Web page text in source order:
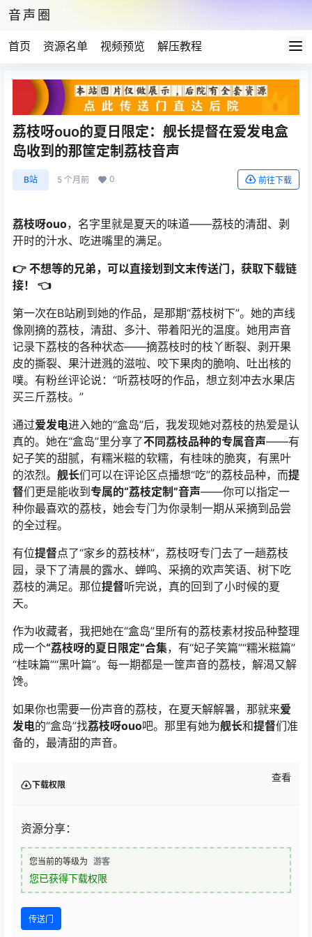
音声圈
首页 资源名单 视频预览 解压教程
荔枝呀ouo的夏日限定：舰长提督在爱发电盒
岛收到的那筐定制荔枝音声
B站 5 个月前 0 前往下载
荔枝呀ouo，名字里就是夏天的味道——荔枝的清甜、剥
开时的汁水、吃进嘴里的满足。
👉 不想等的兄弟，可以直接划到文末传送门，获取下载链
接！ 👈
第一次在B站刷到她的作品，是那期“荔枝树下”。她的声线
像刚摘的荔枝，清甜、多汁、带着阳光的温度。她用声音
记录下荔枝的各种状态——摘荔枝时的枝丫断裂、剥开果
皮的撕裂、果汁迸溅的滋啦、咬下果肉的脆响、吐出核的
噗。有粉丝评论说：“听荔枝呀的作品，想立刻冲去水果店
买三斤荔枝。”
通过爱发电进入她的“盒岛”后，我发现她对荔枝的热爱是认
真的。她在“盒岛”里分享了不同荔枝品种的专属音声——有
妃子笑的甜腻，有糯米糍的软糯，有桂味的脆爽，有黑叶
的浓烈。 舰长们可以在评论区点播想“吃”的荔枝品种，而提
督们更是能收到专属的“荔枝定制”音声——你可以指定一
种你最喜欢的荔枝，她会专门为你录制一期从采摘到品尝
的全过程。
有位提督点了“家乡的荔枝林”，荔枝呀专门去了一趟荔枝
园，录下了清晨的露水、蝉鸣、采摘的欢声笑语、树下吃
荔枝的满足。那位提督听完说，真的回到了小时候的夏
天。
作为收藏者，我把她在“盒岛”里所有的荔枝素材按品种整理
成一个“荔枝呀的夏日限定”合集，有“妃子笑篇”“糯米糍篇”
“桂味篇”“黑叶篇”。每一期都是一筐声音的荔枝，解渴又解
馋。
如果你也需要一份声音的荔枝，在夏天解解暑，那就来爱
发电的“盒岛”找荔枝呀ouo吧。那里有她为舰长和提督们准
备的，最清甜的声音。
下载权限
查看
资源分享：
您当前的等级为 游客
您已获得下载权限
传送门